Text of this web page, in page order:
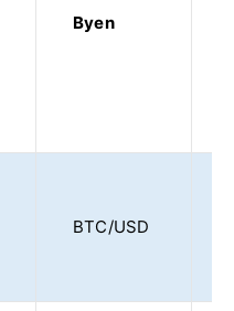
Byen
BTC/USD